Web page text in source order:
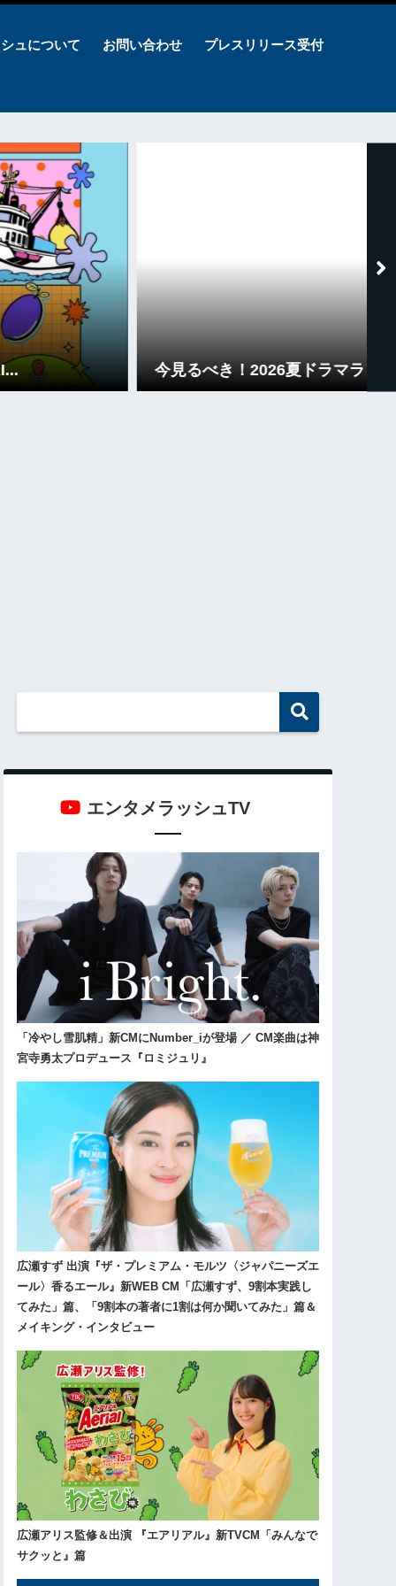
ュについて お問い合わせ プレスリリース受付
今見るべき！2026夏ドラマランキングを発表。
エンタメラッシュTV
「冷やし雪肌精」新CMにNumber_iが登場 ／ CM楽曲は神
宮寺勇太プロデュース『ロミジュリ』
広瀬すず 出演『ザ・プレミアム・モルツ〈ジャパニーズエ
ール〉香るエール』新WEB CM「広瀬すず、9割本実践し
てみた」篇、「9割本の著者に1割は何か聞いてみた」篇＆
メイキング・インタビュー
広瀬アリス監修＆出演 『エアリアル』新TVCM「みんなで
サクッと』篇